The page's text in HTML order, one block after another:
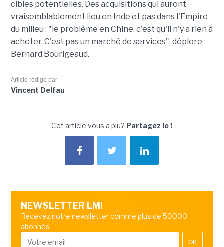
cibles potentielles. Des acquisitions qui auront
vraisemblablement lieu en Inde et pas dans l'Empire
du milieu : "le problème en Chine, c'est qu'il n'y a rien à
acheter. C'est pas un marché de services", déplore
Bernard Bourigeaud.
Article rédigé par
Vincent Delfau
Cet article vous a plu? Partagez le !
NEWSLETTER LMI
Recevez notre newsletter comme plus de 50000
abonnés
OK